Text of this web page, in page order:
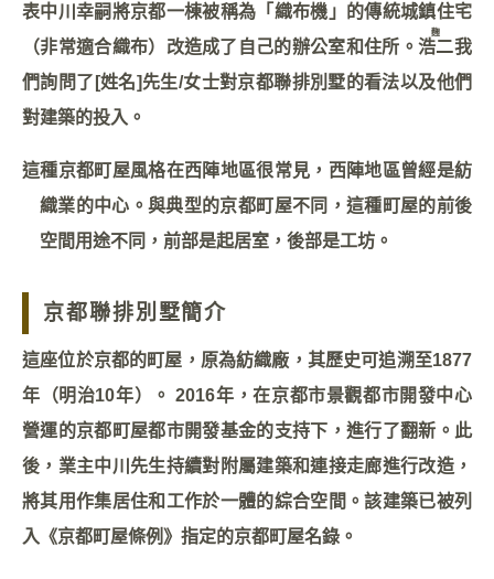
表中川幸嗣將京都一棟被稱為「織布機」的傳統城鎮住宅
（非常適合織布）改造成了自己的辦公室和住所。 浩二
麴
我
們詢問了[姓名]先生/女士對京都聯排別墅的看法以及他們
對建築的投入。
這種京都町屋風格在西陣地區很常見，西陣地區曾經是紡
織業的中心。與典型的京都町屋不同，這種町屋的前後
空間用途不同，前部是起居室，後部是工坊。
京都聯排別墅簡介
這座位於京都的町屋，原為紡織廠，其歷史可追溯至1877
年（明治10年）。 2016年，在京都市景觀都市開發中心
營運的京都町屋都市開發基金的支持下，進行了翻新。此
後，業主中川先生持續對附屬建築和連接走廊進行改造，
將其用作集居住和工作於一體的綜合空間。該建築已被列
入《京都町屋條例》指定的京都町屋名錄。